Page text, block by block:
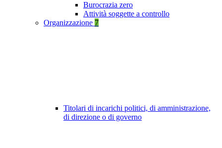
Burocrazia zero
Attività soggette a controllo
Organizzazione 7
Titolari di incarichi politici, di amministrazione,
di direzione o di governo